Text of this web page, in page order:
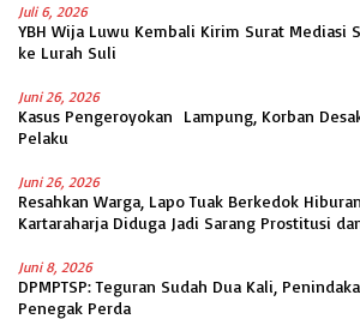
Juli 6, 2026
YBH Wija Luwu Kembali Kirim Surat Mediasi
ke Lurah Suli
Juni 26, 2026
Kasus Pengeroyokan Lampung, Korban
Pelaku
Juni 26, 2026
Resahkan Warga, Lapo Tuak Berkedok
Kartaraharja Diduga Jadi Sarang Prostitusi
Juni 8, 2026
DPMPTSP: Teguran Sudah Dua Kali,
Penegak Perda